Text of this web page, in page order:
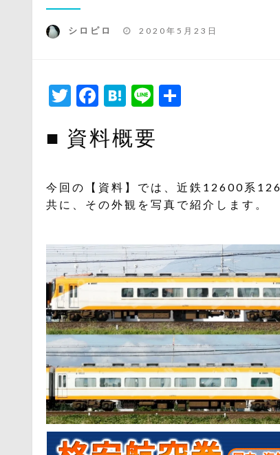
シロピロ
投
2020年5月23日
Twitter
Facebook
Hatena
Line
■ 資料概要
今回の【資料】では、近鉄12600系
共に、その外観を写真で紹介します。